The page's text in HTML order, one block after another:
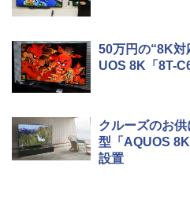
50万円の“8K対
UOS 8K「8T-
クルーズのお
型「AQUOS
設置